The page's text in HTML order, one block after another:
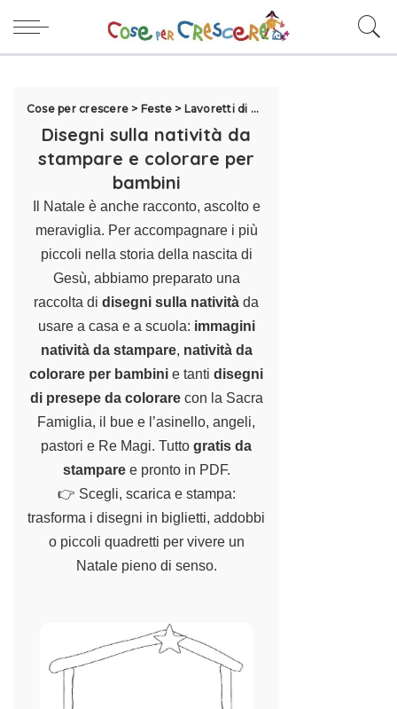
Cose per crescere > Feste > Lavoretti di Natale per bambini
Disegni sulla natività da
stampare e colorare per
bambini
Il Natale è anche racconto, ascolto e
meraviglia. Per accompagnare i più
piccoli nella storia della nascita di
Gesù, abbiamo preparato una
raccolta di disegni sulla natività da
usare a casa e a scuola: immagini
natività da stampare, natività da
colorare per bambini e tanti disegni
di presepe da colorarecon la Sacra
Famiglia, il bue e l’asinello, angeli,
pastori e Re Magi. Tutto gratis da
stamparee pronto in PDF.
👉 Scegli, scarica e stampa:
trasforma i disegni in biglietti, addobbi
o piccoli quadretti per vivere un
Natale pieno di senso.